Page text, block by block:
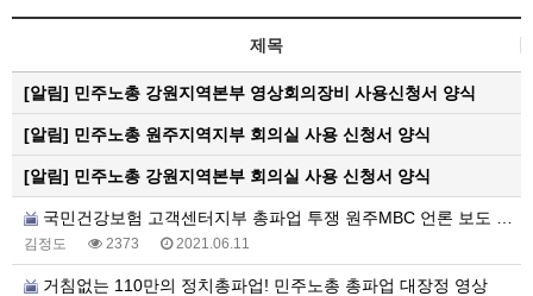
제목
[알림] 민주노총 강원지역본부 영상회의장비 사용신청서 양식
[알림] 민주노총 원주지역지부 회의실 사용 신청서 양식
[알림] 민주노총 강원지역본부 회의실 사용 신청서 양식
국민건강보험 고객센터지부 총파업 투쟁 원주MBC 언론 보도 영상
김정도 2373 2021.06.11
거침없는 110만의 정치총파업! 민주노총 총파업 대장정 영상